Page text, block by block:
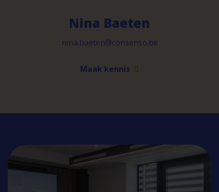
Nina Baeten
nina.baeten@consenso.be
Maak kennis